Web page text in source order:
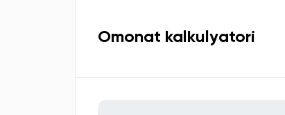
Omonat kalkulyatori